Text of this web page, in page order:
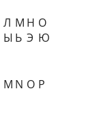
Л М Н О
Ы Ь Э Ю
M N O P